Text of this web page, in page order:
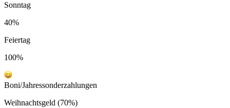
Sonntag
40%
Feiertag
100%
Boni/Jahressonderzahlungen
Weihnachtsgeld (70%)